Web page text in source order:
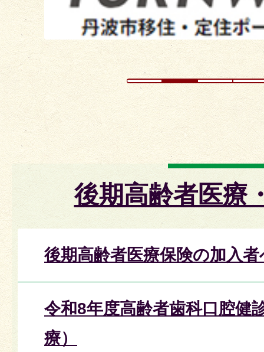
後期高齢者医療
後期高齢者医療保険の加入者
令和8年度高齢者歯科口腔健
療）